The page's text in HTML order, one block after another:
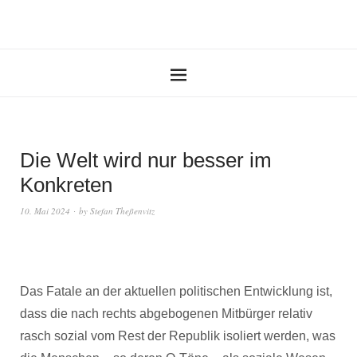
Die Welt wird nur besser im
Konkreten
10. Mai 2024 by Stefan Theßenvitz
Das Fatale an der aktuellen politischen Entwicklung ist,
dass die nach rechts abgebogenen Mitbürger relativ
rasch sozial vom Rest der Republik isoliert werden, was